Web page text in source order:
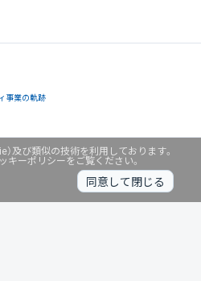
及び類似の技術を利用しております。
キーポリシーをご覧ください。
同意して閉じる
事業の軌跡